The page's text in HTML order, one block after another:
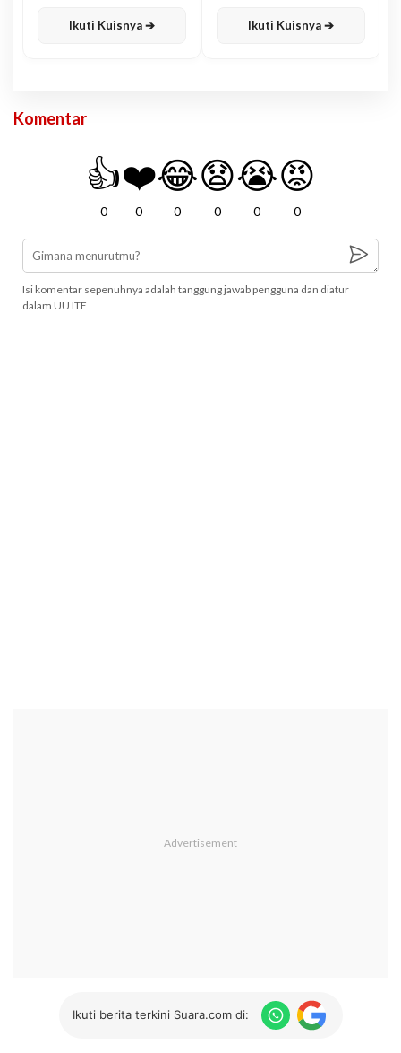
Ikuti Kuisnya ➔ Ikuti Kuisnya ➔
Komentar
👍
0
❤️
0
😂
0
😧
0
😭
0
😡
0
Isi komentar sepenuhnya adalah tanggung jawab pengguna dan diatur
dalam UU ITE
Ikuti berita terkini Suara.com di: